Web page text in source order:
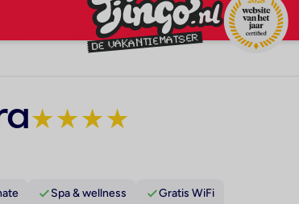
★★★★
Spa & wellness Gratis WiFi